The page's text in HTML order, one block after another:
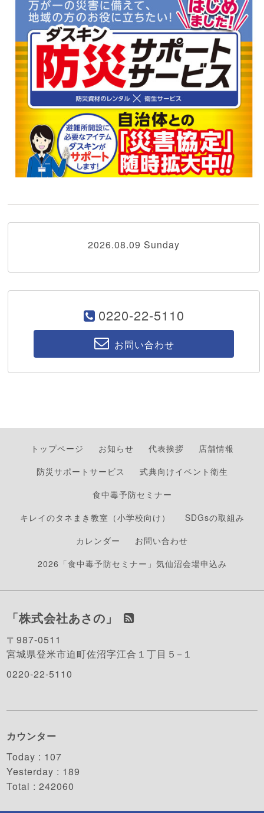
2026.08.09 Sunday
0220-22-5110
お問い合わせ
トップページ お知らせ 代表挨拶
店舗情報
防災サポートサービス
式典向けイベント衛生
食中毒予防セミナー
キレイのタネまき教室（小学校向け）
SDGsの取組み
カレンダー
お問い合わせ
2026「食中毒予防セミナー」気仙沼会場申込み
「株式会社あさの」
〒987-0511
宮城県登米市迫町佐沼字江合１丁目５−１
0220-22-5110
カウンター
Today : 107
Yesterday : 189
Total :242060